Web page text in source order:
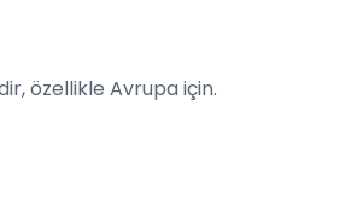
özellikle Avrupa için.